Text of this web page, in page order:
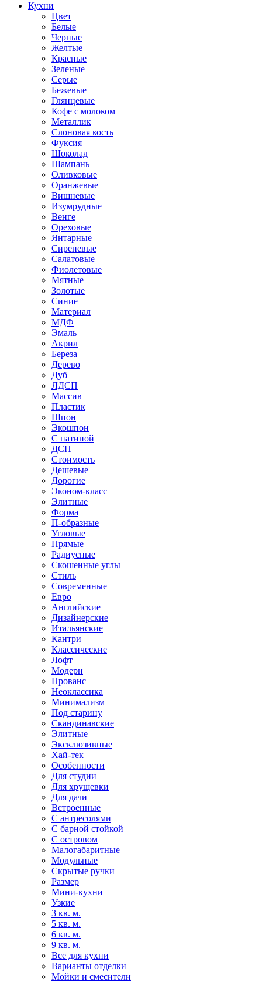
Кухни
Цвет
Белые
Черные
Желтые
Красные
Зеленые
Серые
Бежевые
Глянцевые
Кофе с молоком
Металлик
Слоновая кость
Фуксия
Шоколад
Шампань
Оливковые
Оранжевые
Вишневые
Изумрудные
Венге
Ореховые
Янтарные
Сиреневые
Салатовые
Фиолетовые
Мятные
Золотые
Синие
Материал
МДФ
Эмаль
Акрил
Береза
Дерево
Дуб
ЛДСП
Массив
Пластик
Шпон
Экошпон
С патиной
ДСП
Стоимость
Дешевые
Дорогие
Эконом-класс
Элитные
Форма
П-образные
Угловые
Прямые
Радиусные
Скошенные углы
Стиль
Современные
Евро
Английские
Дизайнерские
Итальянские
Кантри
Классические
Лофт
Модерн
Прованс
Неоклассика
Минимализм
Под старину
Скандинавские
Элитные
Эксклюзивные
Хай-тек
Особенности
Для студии
Для хрущевки
Для дачи
Встроенные
С антресолями
С барной стойкой
С островом
Малогабаритные
Модульные
Скрытые ручки
Размер
Мини-кухни
Узкие
3 кв. м.
5 кв. м.
6 кв. м.
9 кв. м.
Все для кухни
Варианты отделки
Мойки и смесители